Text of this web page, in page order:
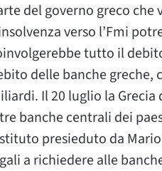
del governo greco
verso l’Fmi
tutto il
delle banche greche,
Il 20 luglio la
banche centrali dei
presieduto da
a richiedere alle